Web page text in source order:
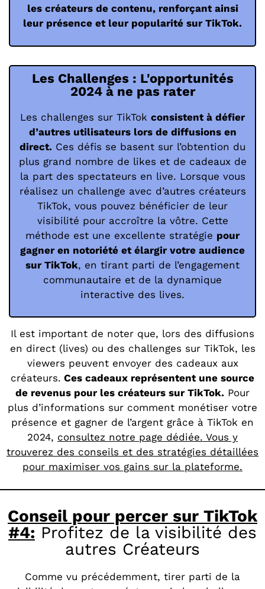
les créateurs de contenu, renforçant ainsi
leur présence et leur popularité sur TikTok.
Les Challenges : L'opportunités
2024 à ne pas rater
Les challenges sur TikTok consistent à défier
d’autres utilisateurs lors de diffusions en
direct. Ces défis se basent sur l’obtention du
plus grand nombre de likes et de cadeaux de
la part des spectateurs en live. Lorsque vous
réalisez un challenge avec d’autres créateurs
TikTok, vous pouvez bénéficier de leur
visibilité pour accroître la vôtre. Cette
méthode est une excellente stratégie pour
gagner en notoriété et élargir votre audience
sur TikTok, en tirant parti de l’engagement
communautaire et de la dynamique
interactive des lives.
Il est important de noter que, lors des diffusions
en direct (lives) ou des challenges sur TikTok, les
viewers peuvent envoyer des cadeaux aux
créateurs. Ces cadeaux représentent une source
de revenus pour les créateurs sur TikTok. Pour
plus d’informations sur comment monétiser votre
présence et gagner de l’argent grâce à TikTok en
2024, consultez notre page dédiée. Vous y
trouverez des conseils et des stratégies détaillées
pour maximiser vos gains sur la plateforme.
Conseil pour percer sur TikTok
#4: Profitez de la visibilité des
autres Créateurs
Comme vu précédemment, tirer parti de la